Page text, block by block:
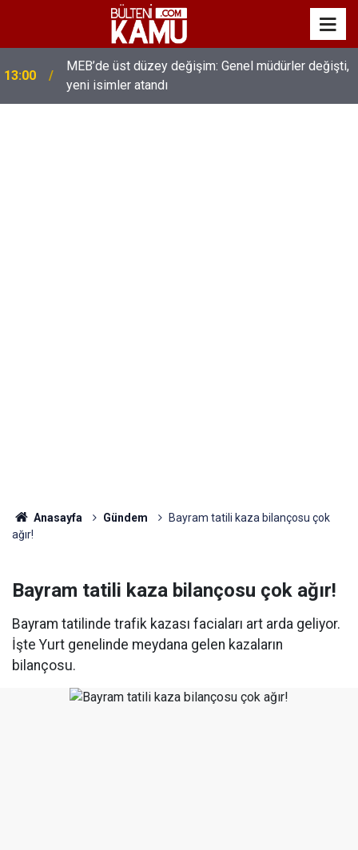
13:00
MEB’de üst düzey değişim: Genel müdürler değişti,
yeni isimler atandı
Anasayfa Gündem
Bayram tatili kaza bilançosu çok
ağır!
Bayram tatili kaza bilançosu çok ağır!
Bayram tatilinde trafik kazası faciaları art arda geliyor.
İşte Yurt genelinde meydana gelen kazaların
bilançosu.